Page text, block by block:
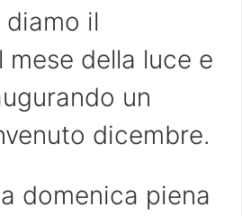
diamo il
mese della luce e
un
dicembre.
domenica piena